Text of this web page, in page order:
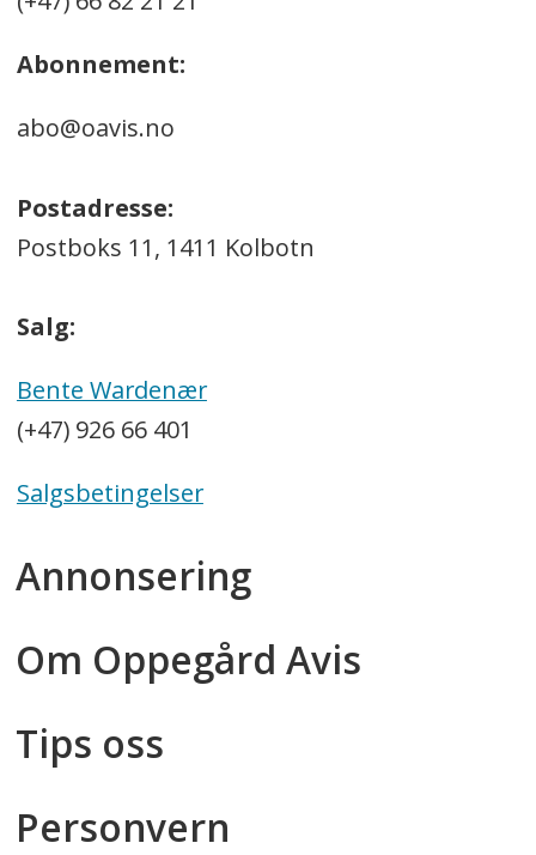
Abonnement:
abo@oavis.no
Postadresse:
Postboks 11, 1411 Kolbotn
Salg:
Bente Wardenær
(+47) 926 66 401
Salgsbetingelser
Annonsering
Om Oppegård Avis
Tips oss
Personvern